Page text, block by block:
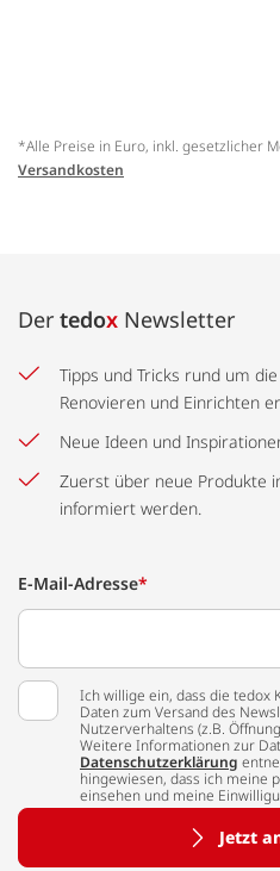
*Alle Preise in Euro, inkl. gesetzlicher
Versandkosten
Der tedox Newsletter
Tipps und Tricks rund um
Renovieren und Einrichten
Neue Ideen und
Zuerst über neue Produkte
informiert werden.
E-Mail-Adresse*
Ich willige ein, dass die tedox
Daten zum Versand des
Nutzerverhaltens (z.B.
Weitere Informationen zur
Datenschutzerklärung
hingewiesen, dass ich meine
einsehen und meine
Jetzt